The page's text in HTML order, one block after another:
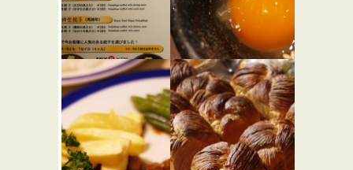
老辺餃子館
本店
中華
鳥茂 ★★★
和食